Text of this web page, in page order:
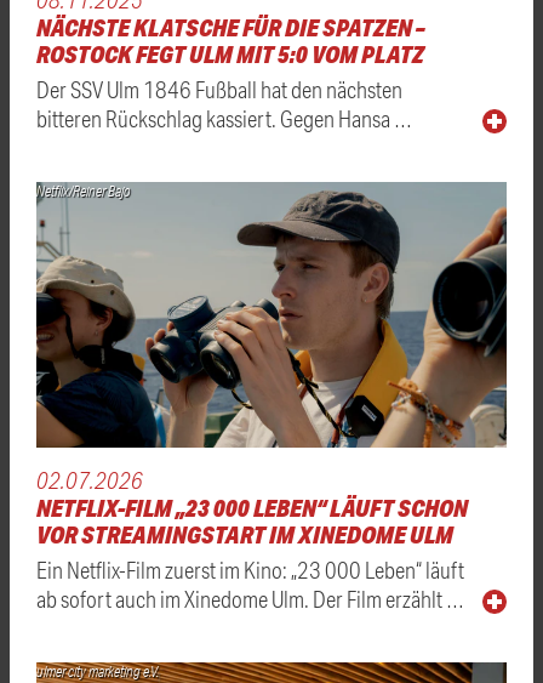
NÄCHSTE KLATSCHE FÜR DIE SPATZEN –
ROSTOCK FEGT ULM MIT 5:0 VOM PLATZ
Der SSV Ulm 1846 Fußball hat den nächsten
bitteren Rückschlag kassiert. Gegen Hansa …
Netflix/Reiner Bajo
02.07.2026
NETFLIX-FILM „23 000 LEBEN“ LÄUFT SCHON
VOR STREAMINGSTART IM XINEDOME ULM
Ein Netflix-Film zuerst im Kino: „23 000 Leben“ läuft
ab sofort auch im Xinedome Ulm. Der Film erzählt …
ulmer city marketing e.V.